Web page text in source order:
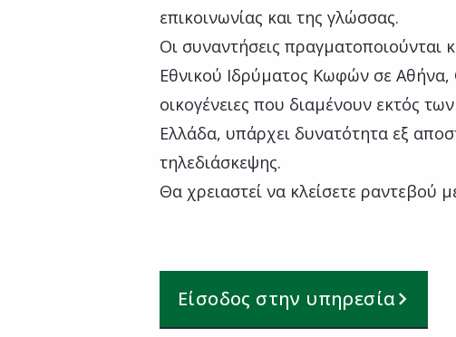
επικοινωνίας και της γλώσσας.
Οι συναντήσεις
Εθνικού Ιδρύματος Κωφών σε Αθήνα,
οικογένειες που διαμένουν εκτός
Ελλάδα, υπάρχει δυνατότητα εξ
τηλεδιάσκεψης.
Θα χρειαστεί να κλείσετε ραντεβού
Είσοδος στην υπηρεσία